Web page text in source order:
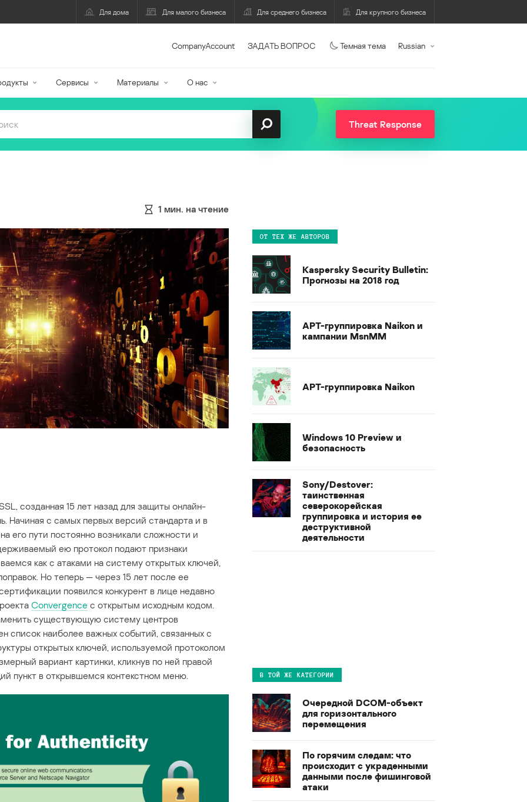
Для дома Для малого бизнеса Для среднего бизнеса Для крупного бизнеса
CompanyAccount ЗАДАТЬ ВОПРОС Темная тема Russian
Сервисы Материалы О нас
Threat Response
1 мин. на чтение
созданная 15 лет назад для защиты онлайн-
Начиная с самых первых версий стандарта и в
его пути постоянно возникали сложности и
ею протокол подают признаки
как с атаками на систему открытых ключей,
Но теперь — через 15 лет после ее
появился конкурент в лице недавно
Convergence с открытым исходным кодом.
существующую систему центров
список наиболее важных событий, связанных с
открытых ключей, используемой протоколом
вариант картинки, кликнув по ней правой
пункт в открывшемся контекстном меню.
ОТ ТЕХ ЖЕ АВТОРОВ
Kaspersky Security Bulletin:
Прогнозы на 2018 год
APT-группировка Naikon и
кампании MsnMM
APT-группировка Naikon
Windows 10 Preview и
безопасность
Sony/Destover:
таинственная
северокорейская
группировка и история ее
деструктивной
деятельности
В ТОЙ ЖЕ КАТЕГОРИИ
Очередной DCOM-объект
для горизонтального
перемещения
По горячим следам: что
происходит с украденными
данными после фишинговой
атаки